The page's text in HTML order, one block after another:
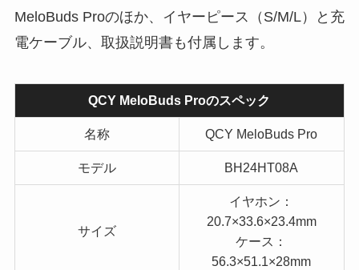
MeloBuds Proのほか、イヤーピース（S/M/L）と充
電ケーブル、取扱説明書も付属します。
QCY MeloBuds Proのスペック
名称 QCY MeloBuds Pro
モデル BH24HT08A
サイズ
イヤホン：
20.7×33.6×23.4mm
ケース：
56.3×51.1×28mm